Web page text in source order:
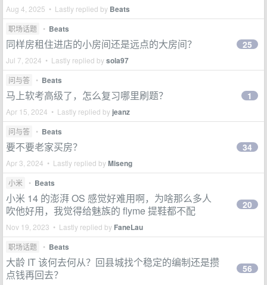
Aug 4, 2025 • Lastly replied by Beats
职场话题 • Beats
同样房租住进店的小房间还是远点的大房间？
Jul 7, 2024 • Lastly replied bysola97
25
问与答 • Beats
马上软考高级了，怎么复习哪里刷题？
Apr 15, 2024 • Lastly replied by jeanz
1
问与答 • Beats
要不要老家买房？
Apr 3, 2024 • Lastly replied byMiseng
34
小米 • Beats
小米 14 的澎湃 OS 感觉好难用啊，为啥那么多人
吹他好用，我觉得给魅族的 flyme 提鞋都不配
Nov 19, 2023 • Lastly replied by FaneLau
20
职场话题 • Beats
大龄 IT 该何去何从？回县城找个稳定的编制还是攒
点钱再回去？
56